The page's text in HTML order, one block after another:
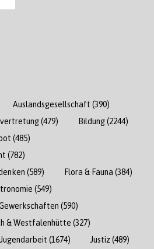
Auslandsgesellschaft (390)
(479) Bildung(2244)
(485)
(782)
(589) Flora & Fauna (384)
(549)
(590)
& Westfalenhütte (327)
Jugendarbeit (1674) Justiz(489)